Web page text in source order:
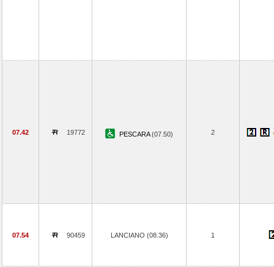
07.42 19772 PESCARA(07.50) 2
07.54 90459 LANCIANO (08.36) 1